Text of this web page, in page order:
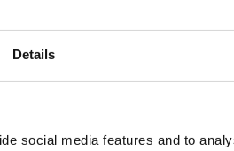
Details
social media features and to
professionista, inizia
La Repubblica e il
Oltre alla carta stampata
di Batti e Ribatti nel
dal 2005 al 2009. Nel